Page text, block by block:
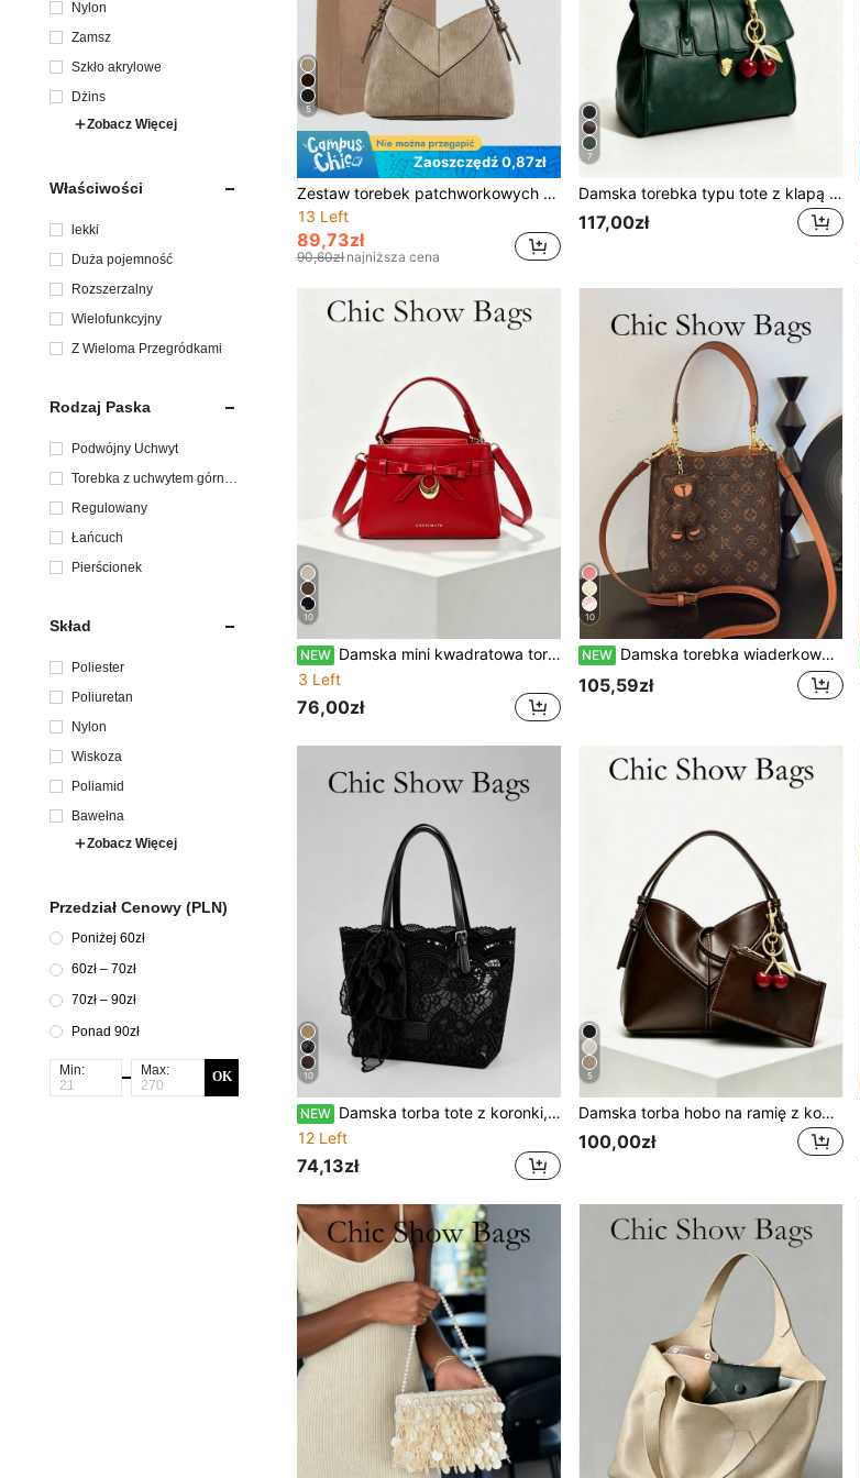
Nylon
Zamsz
Szkło akrylowe
Dżins
Zobacz Więcej
Właściwości
lekki
Duża pojemność
Rozszerzalny
Wielofunkcyjny
Z Wieloma Przegródkami
Rodzaj Paska
Podwójny Uchwyt
Torebka z uchwytem górny
Regulowany
Łańcuch
Pierścionek
Skład
Poliester
Poliuretan
Nylon
Wiskoza
Poliamid
Bawełna
Zobacz Więcej
Przedział Cenowy (PLN)
Poniżej 60zł
60zł – 70zł
70zł – 90zł
Ponad 90zł
Min: Max: OK
5
Zaoszczędź 0,87zł
Zestaw torebek patchworkowych w kształcie litery V dla matki i córki – modna torebka damska o minimalistycznym, ekskluzywnym charakterze. Wielofunkcyjna torba vintage na ramię/listonoszkę z długim paskiem, idealna dla pracowników biurowych.
13 Left
89,73zł
90,60złnajniższa cena
7
Damska torebka typu tote z klapą i wiszącą ozdobą w kształcie wiśni, vintage, elegancka, duża pojemność, na codzienne dojazdy, na wszystkie pory roku, plecak na kampus uniwersytecki
117,00zł
10
NEW Damska mini kwadratowa torebka crossbody z kokardą i złotymi metalowymi zdobieniami, z odpinanym paskiem na ramię, elegancka i romantyczna, odpowiednia na śluby, randki, imprezy, na wszystkie pory roku
3 Left
76,00zł
10
NEW Damska torebka wiaderkowa na ramię i na skrzyż, vintage z nadrukiem liter, z zawieszką misia i złotymi okuciami, regulowany pasek, duża pojemność, codzienna torebka damska w stylu vintage
105,59zł
10
NEW Damska torba tote z koronki, nowa casualowa torba do pracy o dużej pojemności, torebka na ramię
12 Left
74,13zł
5
Damska torba hobo na ramię z kontrastowymi przeszyciami, pasującym portmonetką i wisienkowym brelokiem, retro, na co dzień i do pracy, duża pojemność, plecak szkolny na kampus uniwersytecki
100,00zł